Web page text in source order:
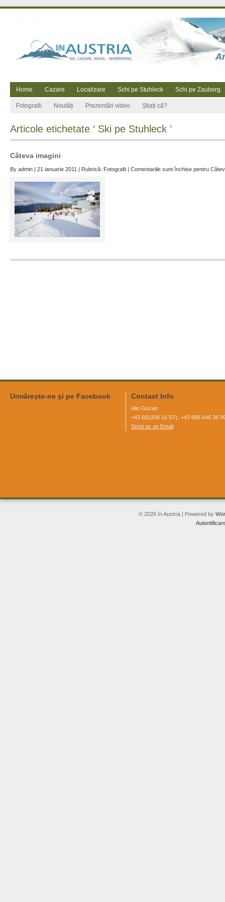
Home Cazare Localizare Schi pe Stuhleck Schi pe Zauberg
Fotografii Noutăți Prezentări video Știați că?
Articole etichetate ‘ Ski pe Stuhleck ’
Câteva imagini
By admin | 21 ianuarie 2011 | Rubrică: Fotografii | Comentariile sunt închise pentru
Urmărește-ne și pe Facebook Contact Info
Alin Gocan
+43 681206 16 571; +43 688 646 36
Send us an Email
© 2026 In Austria | Powered by